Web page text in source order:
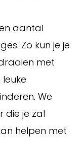
aantal
Zo kun je je
met
We
die je zal
helpen met